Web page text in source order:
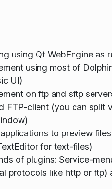
using Qt WebEngine as
using most of
UI)
on ftp and sftp
FTP-client (you can split
to preview
for text-files)
of plugins: Service-
protocols like http or ftp)